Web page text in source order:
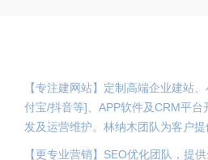
【专注建网站】定制高端企业建站
付宝/抖音等]、APP软件及CRM平
发及运营维护。林纳木团队为客户
【更专业营销】SEO优化团队，提